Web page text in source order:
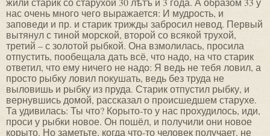
нас очень много чего выражается: И мудрость, и
заповеди и пр. и старик трижды забросил невод. Первый
вытянул с тиной морской, второй со всякой трухой,
третий – с золотой рыбкой. Она взмолилась, просила
отпустить, пообещала дать всё, что надо, на что старик
ответил, что ему ничего не надо: Я ведь не тебя ловил, а
просто рыбку ловил покушать, ведь без труда не
выловишь и рыбку из пруда. Старик отпустил рыбку, и
вернувшись домой, рассказал о происшедшем старухе.
Та удивилась: Ты что? Корыто-то у нас прохудилось, иди,
проси у рыбки новое. Он пошёл, и получили они новое
корыто. Но заметьте, когда что-то человек получает, не